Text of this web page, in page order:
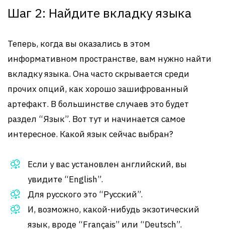
Шаг 2: Найдите вкладку языка
Теперь, когда вы оказались в этом
информативном пространстве, вам нужно найти
вкладку языка. Она часто скрывается среди
прочих опций, как хорошо зашифрованный
артефакт. В большинстве случаев это будет
раздел “Язык”. Вот тут и начинается самое
интересное. Какой язык сейчас выбран?
Если у вас установлен английский, вы
увидите “English”.
Для русского это “Русский”.
И, возможно, какой-нибудь экзотический
язык, вроде “Français” или “Deutsch”.